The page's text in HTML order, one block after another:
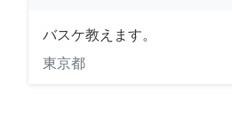
バスケ教えます。
東京都